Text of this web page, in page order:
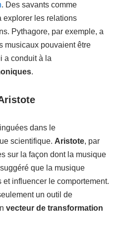
. Des savants comme
explorer les relations
Pythagore, par exemple, a
musicaux pouvaient être
a conduit à la
.
dans le
scientifique. Aristote, par
sur la façon dont la musique
que la musique
influencer le comportement.
un outil de
vecteur de transformation